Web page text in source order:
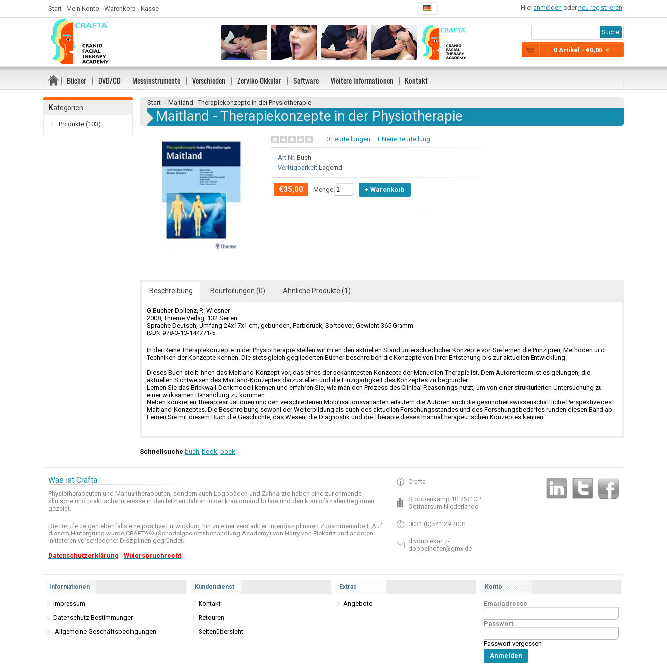
0 Artikel - €0,00
Suche
Start Mein Konto Warenkorb Kasse Hier anmelden oderneu registrieren.
Bücher DVD/CD Messinstrumente Verschieden Zerviko-Okkular Software Weitere Informationen Kontakt
Kategorien
Produkte (103)
Start » Maitland - Therapiekonzepte in der Physiotherapie
Maitland - Therapiekonzepte in der Physiotherapie
0 Beurteilungen + Neue Beurteilung
Art.Nr. Buch
Verfügbarkeit Lagernd
€35,00 Menge
Beschreibung Beurteilungen (0) Ähnliche Produkte (1)
G.Bucher-Dollenz, R. Wiesner
2008, Thieme Verlag, 132 Seiten
Sprache Deutsch, Umfang 24x17x1 cm, gebunden, Farbdruck, Softcover, Gewicht 365 Gramm
ISBN 978-3-13-144771-5
In der Reihe Therapiekonzepte in der Physiotherapie stellen wir ihnen den aktuellen Stand unterschiedlicher Konzepte vor. Sie lernen die Prinzipien, Methoden und
Techniken der Konzepte kennen. Die stets gleich gegliederten Bücher beschreiben die Konzepte von ihrer Entstehung bis zur aktuellen Entwicklung.
Dieses Buch stellt Ihnen das Maitland-Konzept vor, das eines der bekanntesten Konzepte der Manuellen Therapie ist. Dem Autorenteam ist es gelungen, die
aktuellen Sichtweisen des Maitland-Konzeptes darzustellen und die Einzigartigkeit des Konzeptes zu begründen:
Lernen Sie das Brickwall-Denkmodell kennen und erfahren Sie, wie man den Prozess des Clinical Reasonings nutzt, um von einer strukturierten Untersuchung zu
einer wirksamen Behandlung zu kommen.
Neben konkreten Therapiesituationen und den verschiedenen Mobilisationsvarianten erläutern die Autoren auch die gesundheitswissenschaftliche Perspektive des
Maitland-Konzeptes. Die Beschreibung sowohl der Weiterbildung als auch des aktuellen Forschungsstandes und des Forschungsbedarfes runden diesen Band ab.
Lernen Sie mit diesem Buch die Geschichte, das Wesen, die Diagnostik und die Therapie dieses manualtherapeutischen Konzeptes kennen.
Schnellsuche buch, book, boek
Was ist Crafta
Physiotherapeuten und Manualtherapeuten, sondern auch Logopäden und Zahnärzte haben eine zunehmende
klinische und praktische Interesse in den letzten Jahren in der kraniomandibuläre und den kraniofazialen Regionen
gezeigt.
Die Berufe zeigen ebenfalls eine positive Entwicklung hin zu einer verstärkten interdisziplinären Zusammenarbeit. Auf
diesem Hintergrund wurde CRAFTA® (Schädelgesichtsbehandlung Academy) von Harry von Piekartz und anderen
Initiatoren verschiedener Disziplinen gegründet.
Datenschutzerklärung - Widerspruchrecht
Crafta
Stobbenkamp 10 7631CP
Ootmarsum Niederlande
0031 (0)541 29 4001
d.vonpiekartz-
doppelhofer@gmx.de
Informationen
Impressum
Datenschutz Bestimmungen
Allgemeine Geschäftsbedingungen
Kundendienst
Kontakt
Retouren
Seitenübersicht
Extras
Angebote
Konto
Emailadresse
Passwort
Passwort vergessen